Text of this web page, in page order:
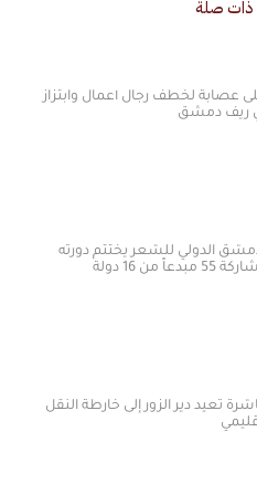
رجال أعمال وابتزاز
يختتم دورته
إلى خارطة النقل